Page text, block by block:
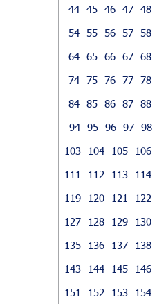
44 45 46 47 48
54 55 56 57 58
64 65 66 67 68
74 75 76 77 78
84 85 86 87 88
94 95 96 97 98
103
104 105 106
111
112 113 114
119
120 121 122
127
128 129 130
135
136 137 138
143
144 145 146
151
152 153 154